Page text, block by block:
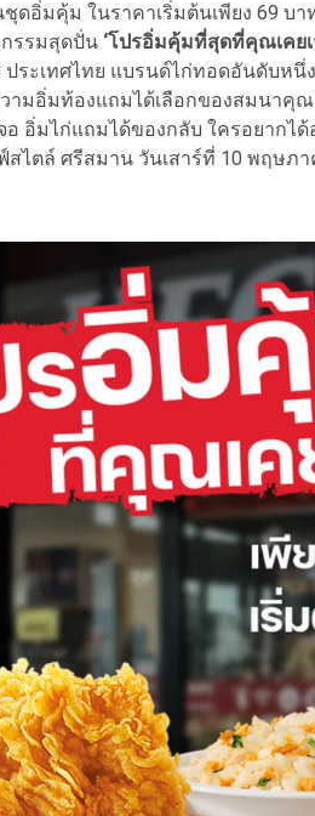
อิ่มคุ้ม ในราคาเริ่มต้นเพียง 69 บ
กรรมสุดปั่น ‘โปรอิ่มคุ้มที่สุดที่คุณเคยเ
ประเทศไทย แบรนด์ไก่ทอดอันดับห
วามอิ่มท้องแถมได้เลือกของสมนาคุ
อิ่มไก่แถมได้ของกลับ ใครอยากไ
สไตล์ ศรีสมาน วันเสาร์ที่ 10 พฤษภ